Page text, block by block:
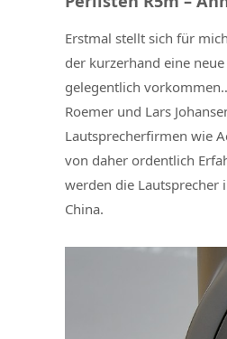
Erstmal stellt sich für
der kurzerhand eine
gelegentlich
Roemer und Lars
Lautsprecherfirmen wie
von daher ordentlich
werden die Lautsprecher
China.